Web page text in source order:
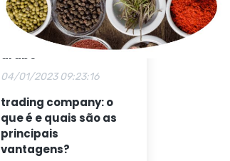
ceias de fim de ano
puxam compra
brasileira de comida
árabe
04/01/2023 09:23:16
trading company: o
que é e quais são as
principais
vantagens?